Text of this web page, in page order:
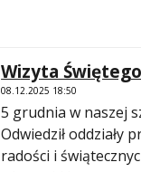
Wizyta
08.12.2025 18:50
5 grudnia w naszej
Odwiedził oddziały
radości i